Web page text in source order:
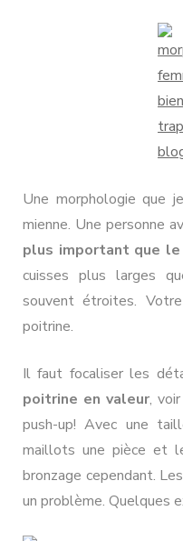
Une morphologie que
mienne. Une personne
plus important que
cuisses plus larges
souvent étroites.
poitrine.
Il faut focaliser les
poitrine en valeur,
push-up! Avec une
maillots une pièce et
bronzage cependant.
un problème. Quelques